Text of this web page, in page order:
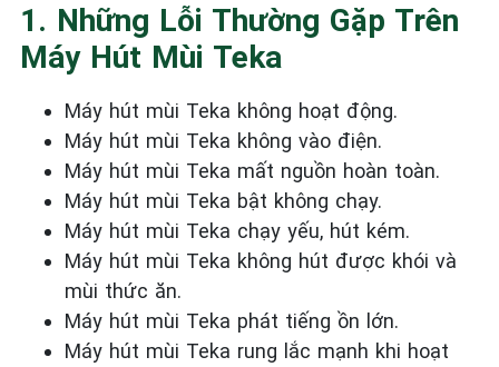
1. Những Lỗi Thường Gặp Trên
Máy Hút Mùi Teka
Máy hút mùi Teka không hoạt động.
Máy hút mùi Teka không vào điện.
Máy hút mùi Teka mất nguồn hoàn toàn.
Máy hút mùi Teka bật không chạy.
Máy hút mùi Teka chạy yếu, hút kém.
Máy hút mùi Teka không hút được khói và
mùi thức ăn.
Máy hút mùi Teka phát tiếng ồn lớn.
Máy hút mùi Teka rung lắc mạnh khi hoạt